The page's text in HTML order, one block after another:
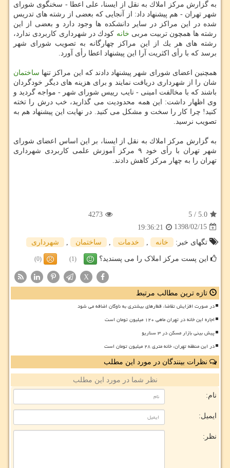
به گزارش مركز املاك به نقل از ایسنا، علی اعطا - سخنگوی شورای
شهر تهران - هم پیشنهاد داد: از آنجایی كه بعضی از رشته های تدریس
شده در این مراكز در سایر دانشكده ها وجود دارد و بعضی از این
رشته ها همچون تربیت مربی خانه كودك در شهرداری كاربردی ندارد،
رشته های هر یك از این مراكز چهارگانه به تصویب شورای شهر
برسد كه با رأی اكثریت آرا این پیشنهاد اعطا رأی آورد.
همچنین اعضای شورای شهر پیشنهاد دادند كه این مراكز تنها ساختمان
شان را از شهرداری دریافت نمایند و برای هزینه های دیگر خودگردان
باشند كه با مخالفت امینی - نایب رییس شورای شهر - مواجه گردید و
وی اظهار داشت: این همه محدودیت می گذارید، خب درش را تخته
كنید! چرا كار را سخت و مشكل می كنید. در نهایت این پیشنهاد هم به
تصویب نرسید.
به گزارش مركز املاك به نقل از ایسنا، بر این اساس اعضای شورای
شهر تهران با رأی خود ۹ مركز آموزش علمی كاربردی شهرداری
تهران را به چهار مركز كاهش دادند.
5.0
/
5
4273
1398/02/15
19:36:21
تگهای خبر:
خانه خدمات ساختمان شهرداری
این پست مرکز املاک را می پسندید؟ (1)
(0)
X
تازه ترین مطالب مرتبط
در صورت افزایش تقاضا، قطارهای بیشتری به ناوگان اضافه می شود
اجاره این خانه در تهران ماهی ۱۲۰ میلیون تومان است
پیش بینی بازار مسکن در ۳ سناریو
در این منطقه تهران، خانه متری ۲۸ میلیون تومان است
نظرات بینندگان در مورد این مطلب
نظر شما در مورد این مطلب
نام:
ایمیل:
نظر: